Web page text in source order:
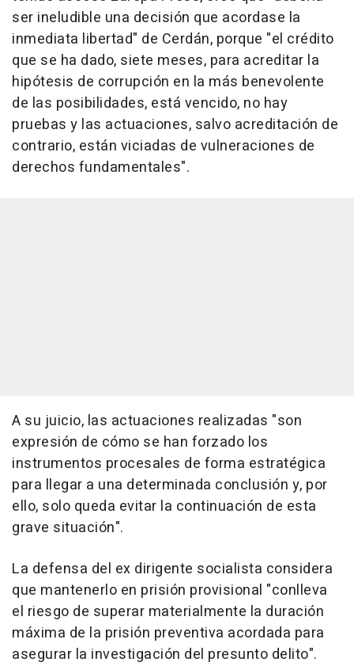
ser ineludible una decisión que acordase la
inmediata libertad" de Cerdán, porque "el crédito
que se ha dado, siete meses, para acreditar la
hipótesis de corrupción en la más benevolente
de las posibilidades, está vencido, no hay
pruebas y las actuaciones, salvo acreditación de
contrario, están viciadas de vulneraciones de
derechos fundamentales".
A su juicio, las actuaciones realizadas "son
expresión de cómo se han forzado los
instrumentos procesales de forma estratégica
para llegar a una determinada conclusión y, por
ello, solo queda evitar la continuación de esta
grave situación".
La defensa del ex dirigente socialista considera
que mantenerlo en prisión provisional "conlleva
el riesgo de superar materialmente la duración
máxima de la prisión preventiva acordada para
asegurar la investigación del presunto delito".